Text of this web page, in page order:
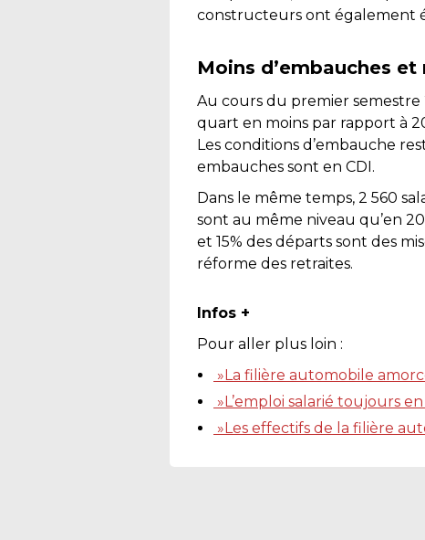
constructeurs ont également
Moins d’embauches et
Au cours du premier semestre
quart en moins par rapport à
Les conditions d’embauche
embauches sont en CDI.
Dans le même temps, 2 560
sont au même niveau qu’en
et 15% des départs sont des
réforme des retraites.
Infos +
Pour aller plus loin :
»La filière automobile
»L’emploi salarié toujours
»Les effectifs de la filière